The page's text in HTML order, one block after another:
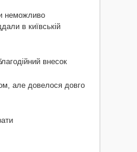
неможливо
в київській
внесок
але довелося довго